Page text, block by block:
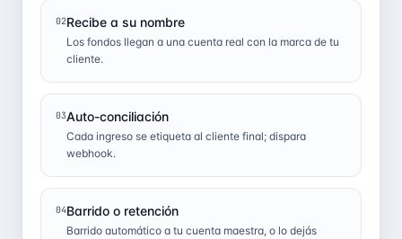
02Recibe a su nombre
Los fondos llegan a una cuenta real con la marca de tu
cliente.
03Auto-conciliación
Cada ingreso se etiqueta al cliente final; dispara
webhook.
04Barrido o retención
Barrido automático a tu cuenta maestra, o lo dejás